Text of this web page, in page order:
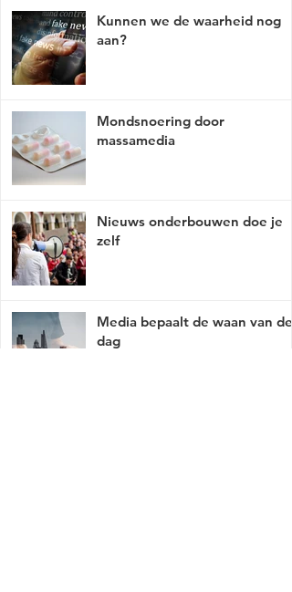
Kunnen we de waarheid nog
aan?
Mondsnoering door
massamedia
Nieuws onderbouwen doe je
zelf
Media bepaalt de waan van de
dag